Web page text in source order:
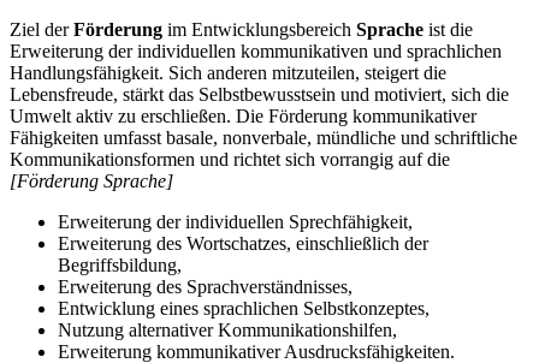
Ziel derFörderung im Entwicklungsbereich Sprache ist die
Erweiterung der individuellen kommunikativen und sprachlichen
Handlungsfähigkeit. Sich anderen mitzuteilen, steigert die
Lebensfreude, stärkt das Selbstbewusstsein und motiviert, sich die
Umwelt aktiv zu erschließen. Die Förderung kommunikativer
Fähigkeiten umfasst basale, nonverbale, mündliche und schriftliche
Kommunikationsformen und richtet sich vorrangig auf die
[Förderung Sprache]
Erweiterung der individuellen Sprechfähigkeit,
Erweiterung des Wortschatzes, einschließlich der
Begriffsbildung,
Erweiterung des Sprachverständnisses,
Entwicklung eines sprachlichen Selbstkonzeptes,
Nutzung alternativer Kommunikationshilfen,
Erweiterung kommunikativer Ausdrucksfähigkeiten.